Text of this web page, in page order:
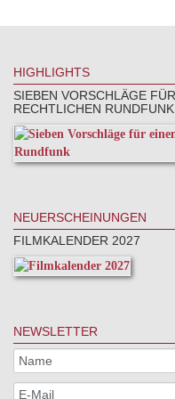
HIGHLIGHTS
SIEBEN VORSCHLÄGE
RECHTLICHEN RUNDFUNK
NEUERSCHEINUNGEN
FILMKALENDER 2027
NEWSLETTER